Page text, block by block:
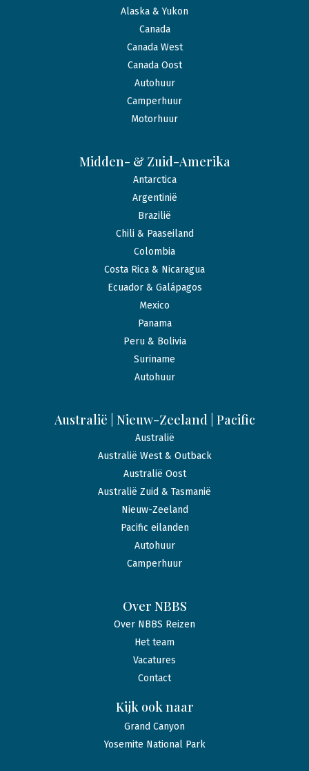
Alaska & Yukon
Canada
Canada West
Canada Oost
Autohuur
Camperhuur
Motorhuur
Midden- & Zuid-Amerika
Antarctica
Argentinië
Brazilië
Chili & Paaseiland
Colombia
Costa Rica & Nicaragua
Ecuador & Galápagos
Mexico
Panama
Peru & Bolivia
Suriname
Autohuur
Australië | Nieuw-Zeeland | Pacific
Australië
Australië West & Outback
Australië Oost
Australië Zuid & Tasmanië
Nieuw-Zeeland
Pacific eilanden
Autohuur
Camperhuur
Over NBBS
Over NBBS Reizen
Het team
Vacatures
Contact
Kijk ook naar
Grand Canyon
Yosemite National Park